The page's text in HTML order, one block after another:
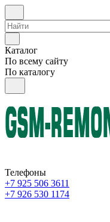
Каталог
По всему сайту
По каталогу
Телефоны
+7 925 506 3611
+7 926 530 1174